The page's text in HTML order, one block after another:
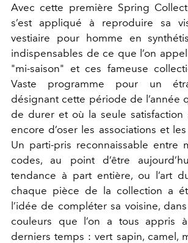
Avec cette première Spring
s’est appliqué à reproduire sa
vestiaire pour homme en
indispensables de ce que l’on
"mi-saison" et ces fameuse
Vaste programme pour un
désignant cette période de l’année
de durer et où la seule satisfaction
encore d’oser les associations et
Un parti-pris reconnaissable entre
codes, au point d’être
tendance à part entière, ou l’art
chaque pièce de la collection a
l’idée de compléter sa voisine,
couleurs que l’on a tous appris
derniers temps : vert sapin, camel,